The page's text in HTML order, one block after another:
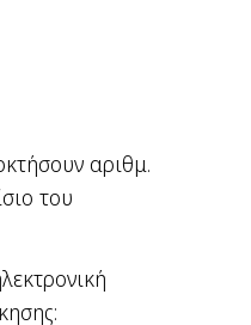
αριθμ.
του